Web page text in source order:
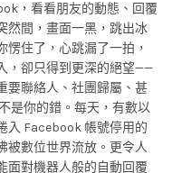
，看看朋友的動態、回覆
然間，畫面一黑，跳出冰
愣住了，心跳漏了一拍，
，卻只得到更深的絕望——
要聯絡人、社團歸屬、甚
是你的錯。每天，有數以
入 Facebook 帳號停用的
被數位世界流放。更令人
面對機器人般的自動回覆